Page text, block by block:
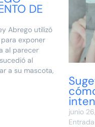
DE
exponer
al parecer
al
a su mascota,
darle el
junio